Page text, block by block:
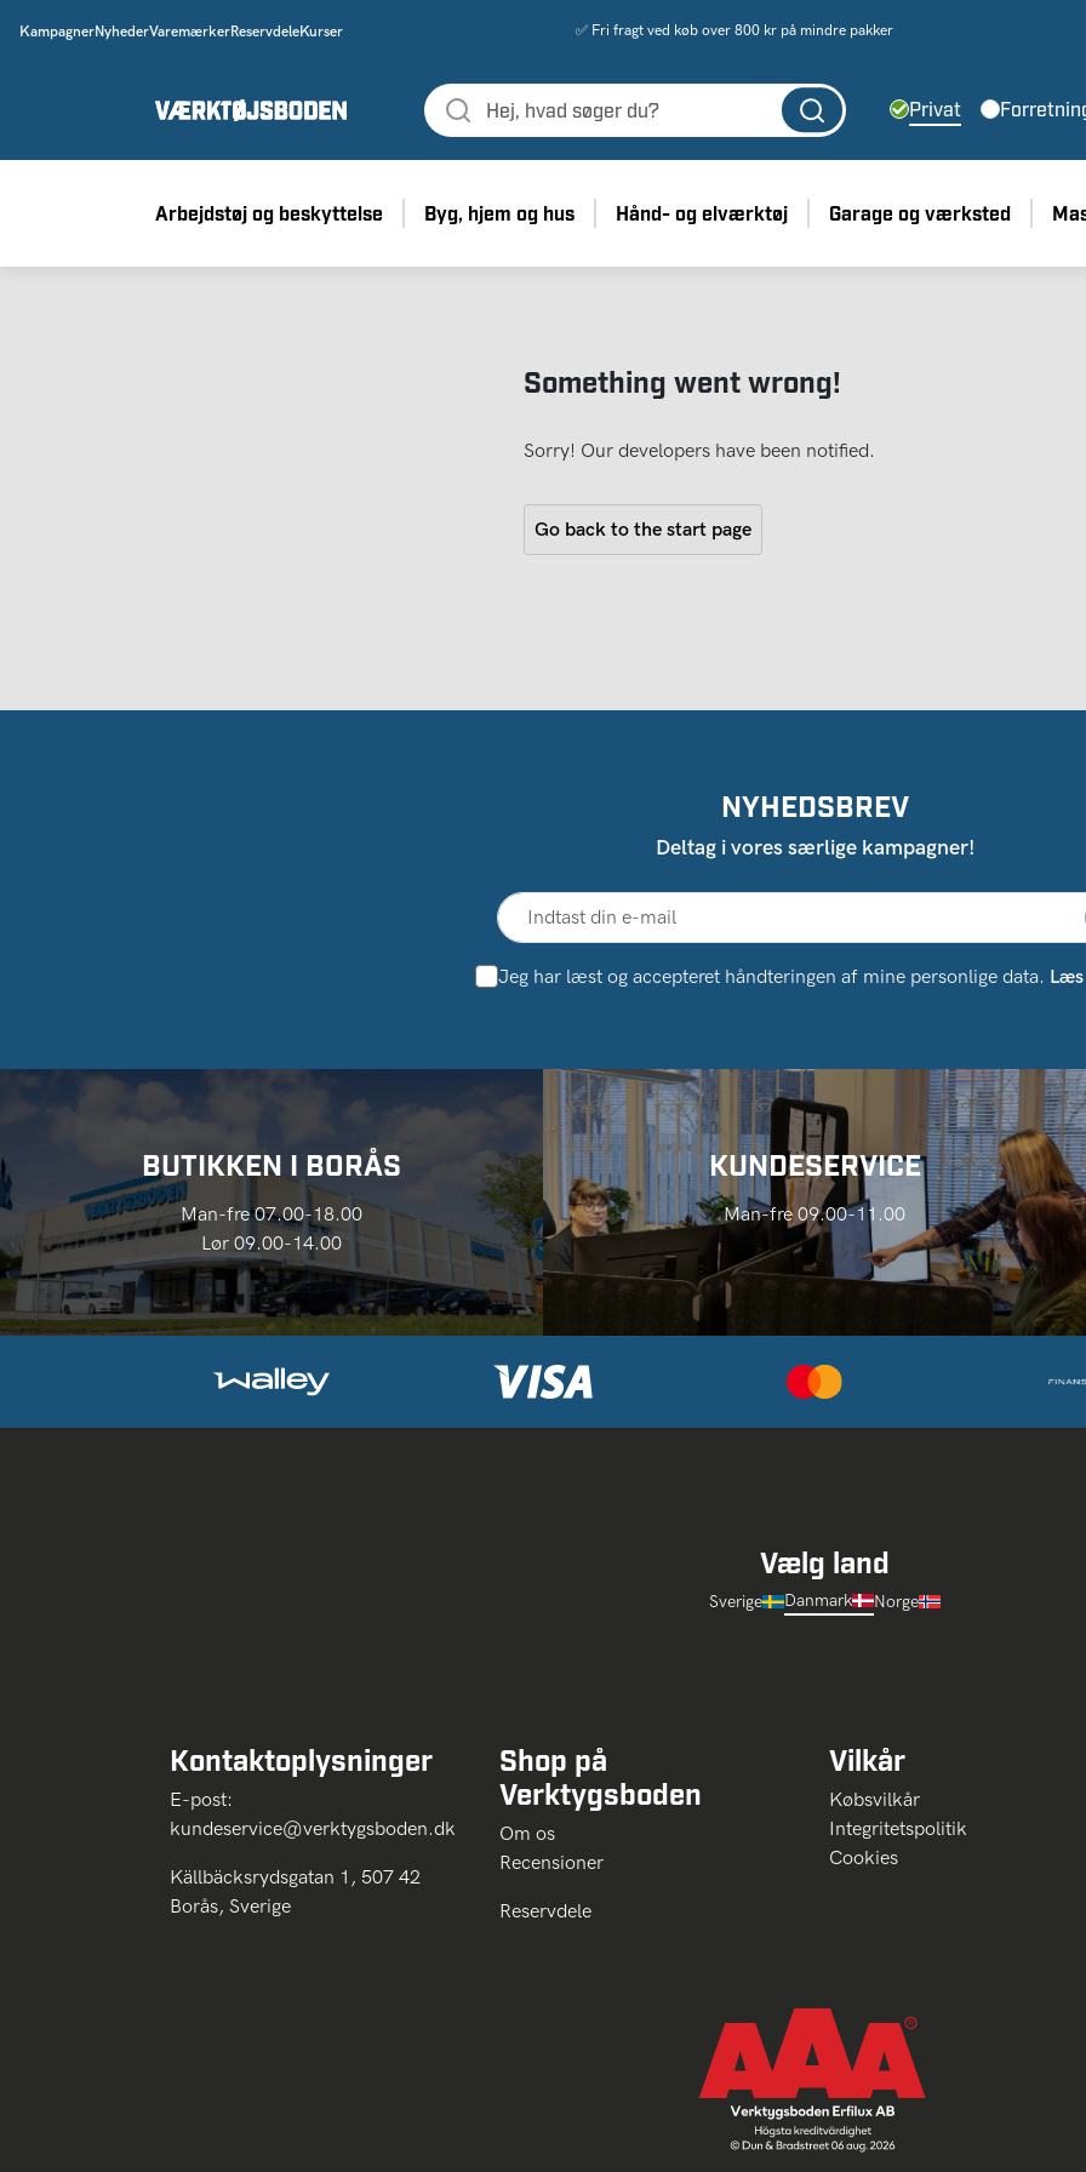
KampagnerNyhederVaremærkerReservdeleKurser ✅ Fri fragt ved køb over 800 kr på mindre pakker
Privat
Arbejdstøj og beskyttelse Byg, hjem og hus Hånd- og elværktøj Garage og værksted
Something went wrong!
Sorry! Our developers have been notified.
Go back to the start page
NYHEDSBREV
Deltag i vores særlige kampagner!
Jeg har læst og accepteret håndteringen af ​​mine personlige data.
BUTIKKEN I BORÅS
Man-fre 07.00-18.00
Lør 09.00-14.00
KUNDESERVICE
Man-fre 09.00-11.00
Vælg land
Sverige Danmark Norge
Kontaktoplysninger
E-post:
kundeservice@verktygsboden.dk
Källbäcksrydsgatan 1, 507 42
Borås, Sverige
Shop på
Verktygsboden
Om os
Recensioner
Reservdele
Vilkår
Købsvilkår
Integritetspolitik
Cookies